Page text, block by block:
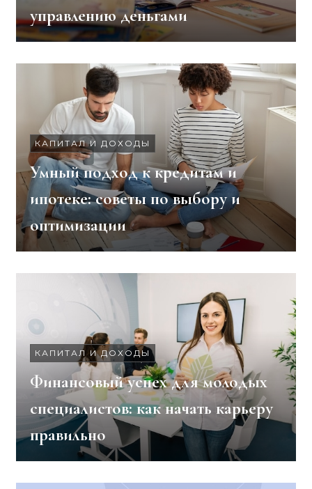
управлению деньгами
КАПИТАЛ И ДОХОДЫ
Умный подход к кредитам и
ипотеке: советы по выбору и
оптимизации
КАПИТАЛ И ДОХОДЫ
Финансовый успех для молодых
специалистов: как начать карьеру
правильно